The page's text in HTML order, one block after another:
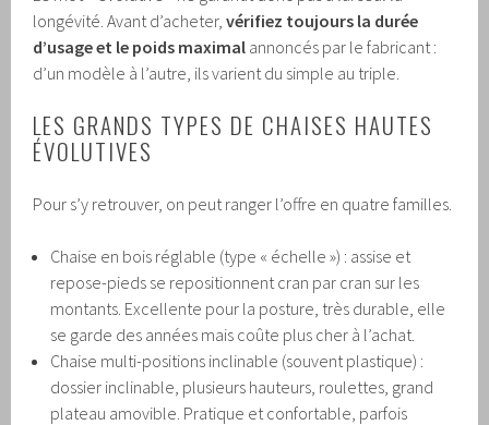
longévité. Avant d’acheter,vérifiez toujours la durée
d’usage et le poids maximal annoncés par le fabricant :
d’un modèle à l’autre, ils varient du simple au triple.
LES GRANDS TYPES DE CHAISES HAUTES
ÉVOLUTIVES
Pour s’y retrouver, on peut ranger l’offre en quatre familles.
Chaise en bois réglable (type « échelle ») : assise et
repose-pieds se repositionnent cran par cran sur les
montants. Excellente pour la posture, très durable, elle
se garde des années mais coûte plus cher à l’achat.
Chaise multi-positions inclinable (souvent plastique) :
dossier inclinable, plusieurs hauteurs, roulettes, grand
plateau amovible. Pratique et confortable, parfois